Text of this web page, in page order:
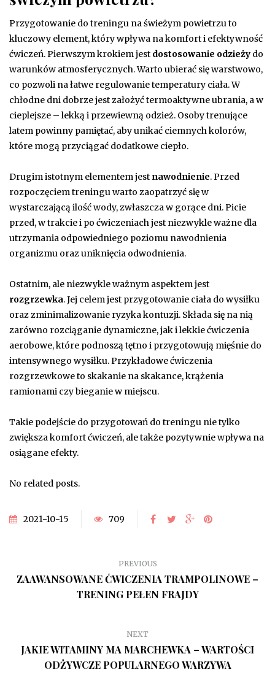
Przygotowanie do treningu na świeżym powietrzu to
kluczowy element, który wpływa na komfort i efektywność
ćwiczeń. Pierwszym krokiem jest dostosowanie odzieży do
warunków atmosferycznych. Warto ubierać się warstwowo,
co pozwoli na łatwe regulowanie temperatury ciała. W
chłodne dni dobrze jest założyć termoaktywne ubrania, a w
cieplejsze – lekką i przewiewną odzież. Osoby trenujące
latem powinny pamiętać, aby unikać ciemnych kolorów,
które mogą przyciągać dodatkowe ciepło.
Drugim istotnym elementem jest nawodnienie. Przed
rozpoczęciem treningu warto zaopatrzyć się w
wystarczającą ilość wody, zwłaszcza w gorące dni. Picie
przed, w trakcie i po ćwiczeniach jest niezwykle ważne dla
utrzymania odpowiedniego poziomu nawodnienia
organizmu oraz uniknięcia odwodnienia.
Ostatnim, ale niezwykle ważnym aspektem jest
rozgrzewka. Jej celem jest przygotowanie ciała do wysiłku
oraz zminimalizowanie ryzyka kontuzji. Składa się na nią
zarówno rozciąganie dynamiczne, jak i lekkie ćwiczenia
aerobowe, które podnoszą tętno i przygotowują mięśnie do
intensywnego wysiłku. Przykładowe ćwiczenia
rozgrzewkowe to skakanie na skakance, krążenia
ramionami czy bieganie w miejscu.
Takie podejście do przygotowań do treningu nie tylko
zwiększa komfort ćwiczeń, ale także pozytywnie wpływa na
osiągane efekty.
No related posts.
2021-10-15 709
PREVIOUS
ZAAWANSOWANE ĆWICZENIA TRAMPOLINOWE –
TRENING PEŁEN FRAJDY
NEXT
JAKIE WITAMINY MA MARCHEWKA – WARTOŚCI
ODŻYWCZE POPULARNEGO WARZYWA